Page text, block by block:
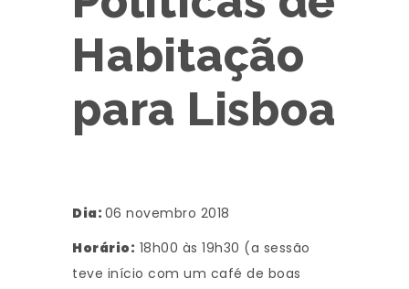
Habitação
para Lisboa
Dia: 06 novembro 2018
Horário: 18h00 às 19h30 (a sessão
teve início com um café de boas